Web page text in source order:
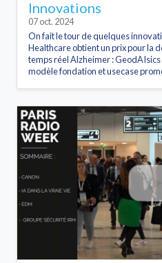
Innovations
07 oct. 2024
On fait le tour de quelques
Healthcare obtient un prix pour la
temps réel Alzheimer :
modèle fondation et usecase